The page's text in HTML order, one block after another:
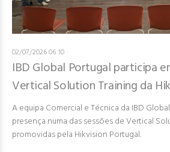
02/07/2026 06:10
IBD Global Portugal participa
Vertical Solution Training da
A equipa Comercial e Técnica da IBD
presença numa das sessões de Vertical
promovidas pela Hikvision Portugal.